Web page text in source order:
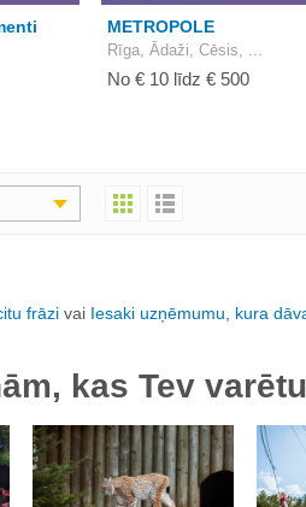
METROPOLE
Rīga, Ādaži, Cēsis, ...
No € 10 līdz € 500
frāzi vai Iesaki uzņēmumu, kura
kas Tev